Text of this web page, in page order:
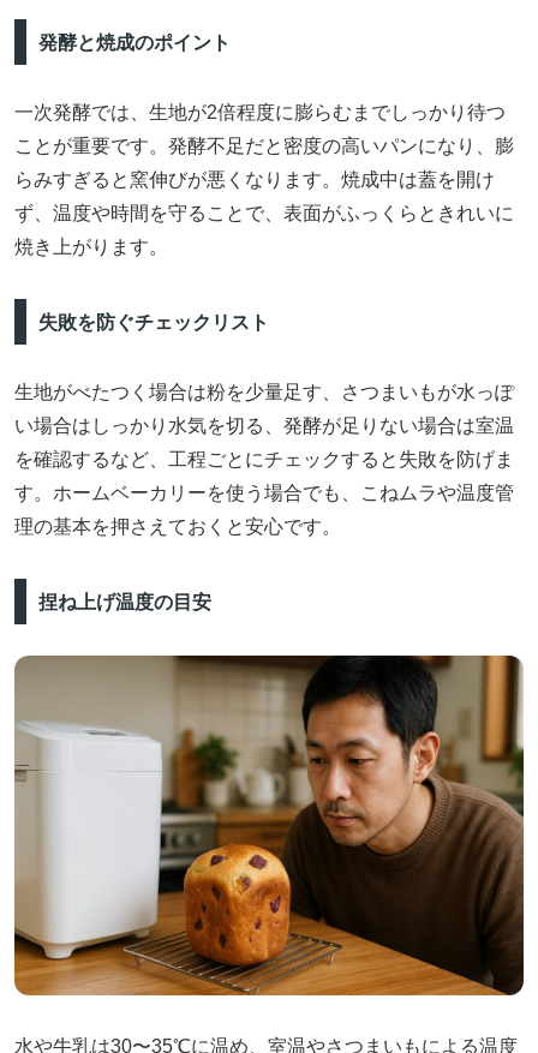
発酵と焼成のポイント
一次発酵では、生地が2倍程度に膨らむまでしっかり待つ
ことが重要です。発酵不足だと密度の高いパンになり、膨
らみすぎると窯伸びが悪くなります。焼成中は蓋を開け
ず、温度や時間を守ることで、表面がふっくらときれいに
焼き上がります。
失敗を防ぐチェックリスト
生地がべたつく場合は粉を少量足す、さつまいもが水っぽ
い場合はしっかり水気を切る、発酵が足りない場合は室温
を確認するなど、工程ごとにチェックすると失敗を防げま
す。ホームベーカリーを使う場合でも、こねムラや温度管
理の基本を押さえておくと安心です。
捏ね上げ温度の目安
水や牛乳は30〜35℃に温め、室温やさつまいもによる温度